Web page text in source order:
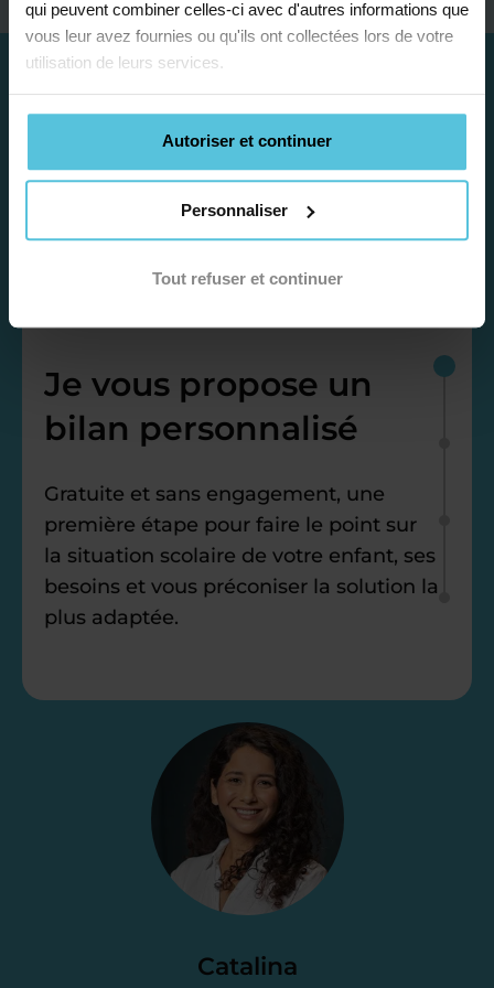
qui peuvent combiner celles-ci avec d'autres informations que
vous leur avez fournies ou qu'ils ont collectées lors de votre
utilisation de leurs services.
Autoriser et continuer
Personnaliser
Tout refuser et continuer
Catalina
Je vous propose un
bilan personnalisé
Gratuite et sans engagement, une
première étape pour faire le point sur
la situation scolaire de votre enfant, ses
besoins et vous préconiser la solution la
plus adaptée.
Étape 2
Je vous envoie une
proposition
d’accompagnement
parfait. À partir de maintenant nous